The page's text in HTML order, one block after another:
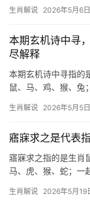
马的运势密码，马年
生肖解说 2026年5月6日
本期玄机诗中寻
尽解释
本期玄机诗中寻指的
鼠、马、鸡、猴、兔
征机变与生命力，古
生肖解说 2026年5月5日
寤寐求之是代表
寤寐求之指的是生肖
马、虎、猴、蛇；一
是十二生肖中最为机
生肖解说 2026年5月19